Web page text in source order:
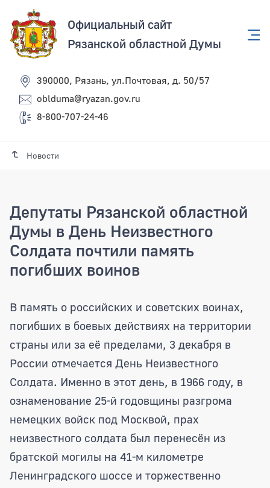
Официальный сайт
Рязанской областной Думы
390000, Рязань, ул.Почтовая, д. 50/57
oblduma@ryazan.gov.ru
8-800-707-24-46
Новости
Депутаты Рязанской областной
Думы в День Неизвестного
Солдата почтили память
погибших воинов
Депутаты Рязанской областной Думы
В память о российских и советских воинах,
погибших в боевых действиях на территории
страны или за её пределами, 3 декабря в
России отмечается День Неизвестного
Солдата. Именно в этот день, в 1966 году, в
ознаменование 25-й годовщины разгрома
немецких войск под Москвой, прах
неизвестного солдата был перенесён из
братской могилы на 41-м километре
Ленинградского шоссе и торжественно